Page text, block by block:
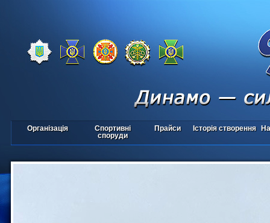
Організація
Спортивні
споруди
Прайси Історія створення